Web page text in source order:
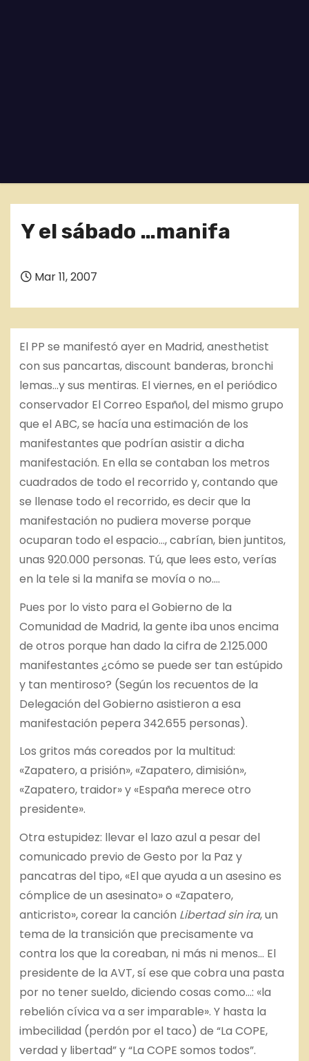
Y el sábado …manifa
Mar 11, 2007
El PP se manifestó ayer en Madrid,anesthetist
con sus pancartas,discount banderas, bronchi
lemas…y sus mentiras. El viernes, en el periódico
conservador El Correo Español, del mismo grupo
que el ABC, se hacía una estimación de los
manifestantes que podrían asistir a dicha
manifestación. En ella se contaban los metros
cuadrados de todo el recorrido y, contando que
se llenase todo el recorrido, es decir que la
manifestación no pudiera moverse porque
ocuparan todo el espacio…, cabrían, bien juntitos,
unas 920.000 personas. Tú, que lees esto, verías
en la tele si la manifa se movía o no….
Pues por lo visto para el Gobierno de la
Comunidad de Madrid, la gente iba unos encima
de otros porque han dado la cifra de 2.125.000
manifestantes ¿cómo se puede ser tan estúpido
y tan mentiroso? (Según los recuentos de la
Delegación del Gobierno asistieron a esa
manifestación pepera 342.655 personas).
Los gritos más coreados por la multitud:
«Zapatero, a prisión», «Zapatero, dimisión»,
«Zapatero, traidor» y «España merece otro
presidente».
Otra estupidez: llevar el lazo azul a pesar del
comunicado previo de Gesto por la Paz y
pancatras del tipo, «El que ayuda a un asesino es
cómplice de un asesinato» o «Zapatero,
anticristo», corear la canción Libertad sin ira, un
tema de la transición que precisamente va
contra los que la coreaban, ni más ni menos… El
presidente de la AVT, sí ese que cobra una pasta
por no tener sueldo, diciendo cosas como…: «la
rebelión cívica va a ser imparable». Y hasta la
imbecilidad (perdón por el taco) de “La COPE,
verdad y libertad” y “La COPE somos todos”.